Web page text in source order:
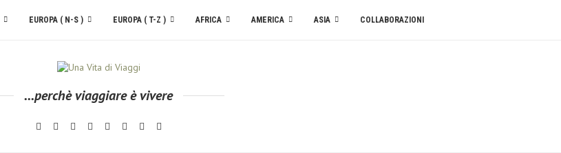
EUROPA ( N-S ) EUROPA ( T-Z ) AFRICA AMERICA ASIA COLLABORAZIONI
...perchè viaggiare è vivere